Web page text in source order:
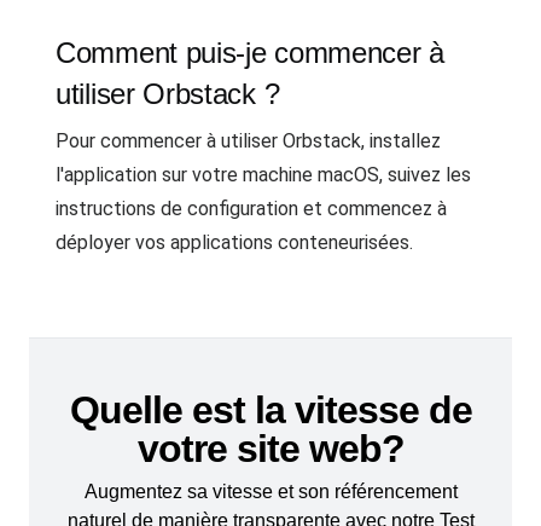
Comment puis-je commencer à
utiliser Orbstack ?
Pour commencer à utiliser Orbstack, installez
l'application sur votre machine macOS, suivez les
instructions de configuration et commencez à
déployer vos applications conteneurisées.
Quelle est la vitesse de
votre site web?
Augmentez sa vitesse et son référencement
naturel de manière transparente avec notre Test